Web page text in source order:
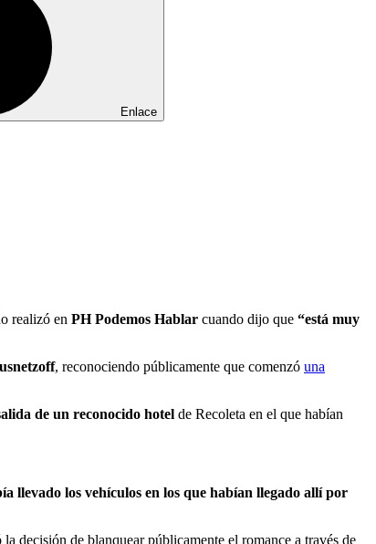
Enlace
realizó en PH Podemos Hablar cuando dijo que “está muy
, reconociendo públicamente que comenzó una
de un reconocido hotel de Recoleta en el que habían
llevado los vehículos en los que habían llegado allí por
decisión de blanquear públicamente el romance a través de